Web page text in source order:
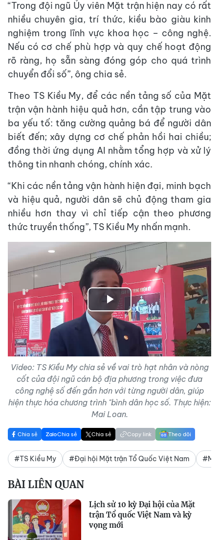
“Trong đội ngũ Ủy viên Mặt trận hiện nay có rất
nhiều chuyên gia, trí thức, kiều bào giàu kinh
nghiệm trong lĩnh vực khoa học – công nghệ.
Nếu có cơ chế phù hợp và quy chế hoạt động
rõ ràng, họ sẵn sàng đóng góp cho quá trình
chuyển đổi số”, ông chia sẻ.
Theo TS Kiều My, để các nền tảng số của Mặt
trận vận hành hiệu quả hơn, cần tập trung vào
ba yếu tố: tăng cường quảng bá để người dân
biết đến; xây dựng cơ chế phản hồi hai chiều;
đồng thời ứng dụng AI nhằm tổng hợp và xử lý
thông tin nhanh chóng, chính xác.
“Khi các nền tảng vận hành hiện đại, minh bạch
và hiệu quả, người dân sẽ chủ động tham gia
nhiều hơn thay vì chỉ tiếp cận theo phương
thức truyền thống”, TS Kiều My nhấn mạnh.
Play
Video
Video: TS Kiều My chia sẻ về vai trò hạt nhân và nòng
cốt của đội ngũ cán bộ địa phương trong việc đưa
công nghệ số đến gần hơn với từng người dân, giúp
hiện thực hóa chương trình "bình dân học số. Thực hiện:
Mai Loan.
Chia sẻ Chia sẻ Chia sẻ Copy link Theo dõi
#TS Kiều My #Đại hội Mặt trận Tổ Quốc Việt Nam
BÀI LIÊN QUAN
Lịch sử 10 kỳ Đại hội của Mặt
trận Tổ quốc Việt Nam và kỳ
vọng mới